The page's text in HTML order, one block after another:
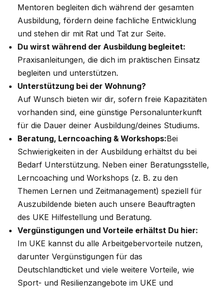
Mentoren begleiten dich während der gesamten
Ausbildung, fördern deine fachliche Entwicklung
und stehen dir mit Rat und Tat zur Seite.
Du wirst während der Ausbildung begleitet:
Praxisanleitungen, die dich im praktischen Einsatz
begleiten und unterstützen.
Unterstützung bei der Wohnung?
Auf Wunsch bieten wir dir, sofern freie Kapazitäten
vorhanden sind, eine günstige Personalunterkunft
für die Dauer deiner Ausbildung/deines Studiums.
Beratung, Lerncoaching & Workshops:Bei
Schwierigkeiten in der Ausbildung erhältst du bei
Bedarf Unterstützung. Neben einer Beratungsstelle,
Lerncoaching und Workshops (z. B. zu den
Themen Lernen und Zeitmanagement) speziell für
Auszubildende bieten auch unsere Beauftragten
des UKE Hilfestellung und Beratung.
Vergünstigungen und Vorteile erhältst Du hier:
Im UKE kannst du alle Arbeitgebervorteile nutzen,
darunter Vergünstigungen für das
Deutschlandticket und viele weitere Vorteile, wie
Sport- und Resilienzangebote im UKE und